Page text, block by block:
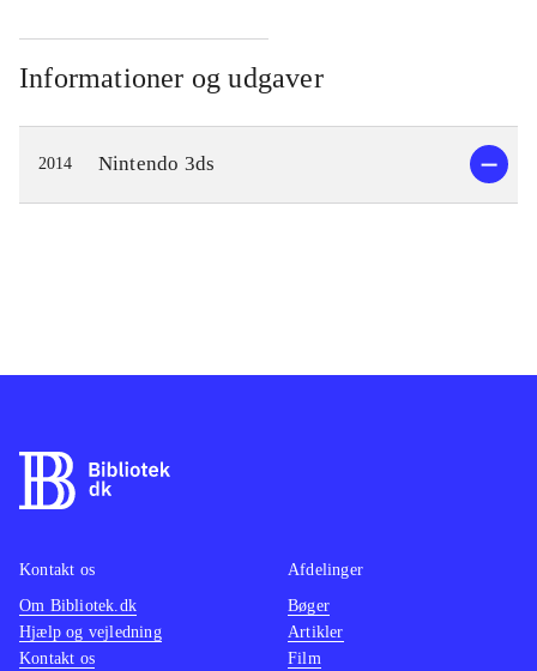
Informationer og udgaver
2014 Nintendo 3ds
Kontakt os
Om Bibliotek.dk
Hjælp og vejledning
Kontakt os
Afdelinger
Bøger
Artikler
Film